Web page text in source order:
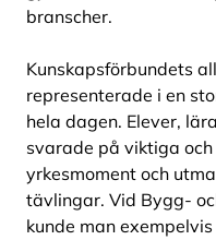
branscher.
Kunskapsförbundets
representerade i en
hela dagen. Elever,
svarade på viktiga
yrkesmoment och
tävlingar. Vid Bygg-
kunde man